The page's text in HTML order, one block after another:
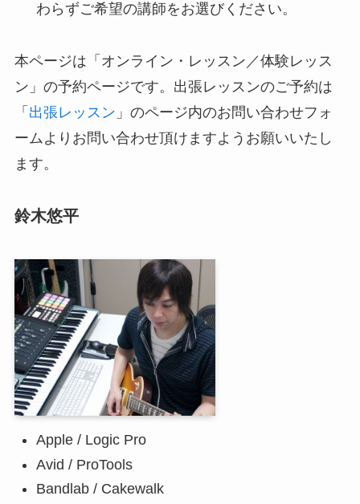
わらずご希望の講師をお選びください。
本ページは「オンライン・レッスン／体験レッス
ン」の予約ページです。出張レッスンのご予約は
「 出張レッスン 」のページ内のお問い合わせフォ
ームよりお問い合わせ頂けますようお願いいたし
ます。
鈴木悠平
Apple / Logic Pro
Avid / ProTools
Bandlab / Cakewalk